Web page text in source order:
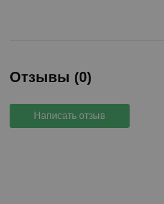
Отзывы (0)
Написать отзыв